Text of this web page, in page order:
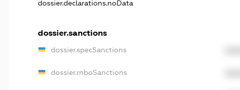
dossier.declarations.noData
dossier.sanctions
dossier.specSanctions
dossier.rnboSanctions